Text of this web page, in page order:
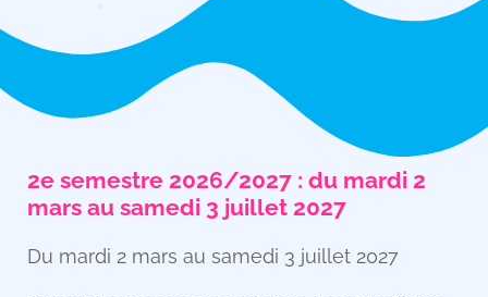
2e semestre 2026/2027 : du mardi 2
mars au samedi 3 juillet 2027
Du mardi 2 mars au samedi 3 juillet 2027